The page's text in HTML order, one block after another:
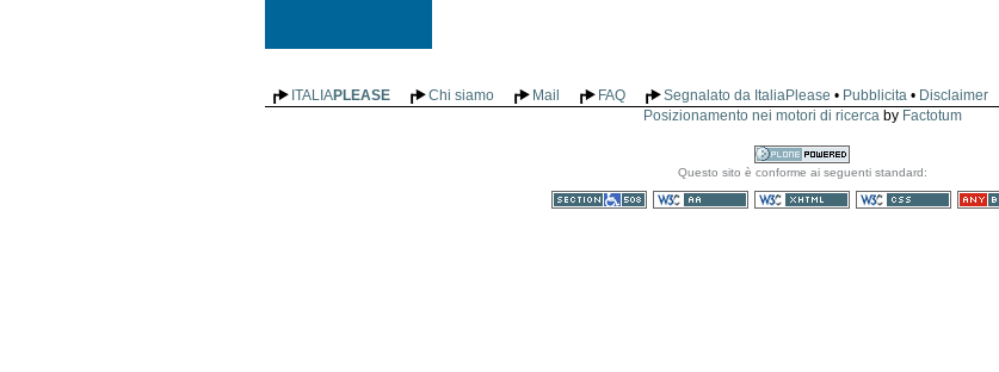
ITALIAPLEASE Chi siamo Mail FAQ Segnalato da ItaliaPlease • Pubblicita • Disclaimer
Posizionamento nei motori di ricerca by Factotum
Realizzato
con Plone
Questo sito è conforme ai seguenti standard: